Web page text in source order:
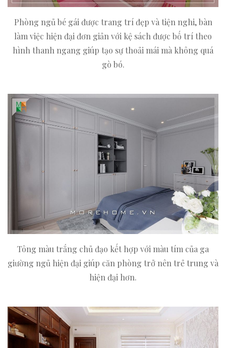
Phòng ngủ bé gái được trang trí đẹp và tiện nghi, bàn
làm việc hiện đại đơn giản với kệ sách được bố trí theo
hình thanh ngang giúp tạo sự thoải mái mà không quá
gò bó.
Tông màu trắng chủ đạo kết hợp với màu tím của ga
giường ngủ hiện đại giúp căn phòng trở nên trẻ trung và
hiện đại hơn.